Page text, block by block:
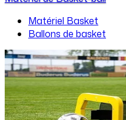
Matériel Basket
Ballons de basket